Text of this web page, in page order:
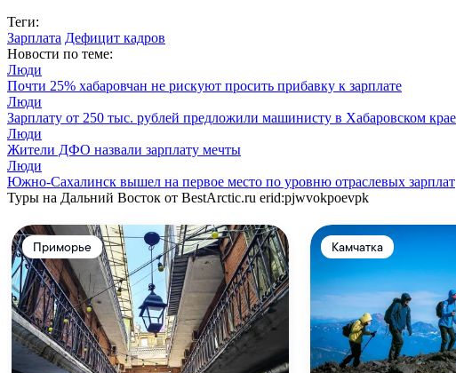
Теги:
Зарплата Дефицит кадров
Новости по теме:
Люди
Почти 25% хабаровчан не рискуют просить прибавку к зарплате
Люди
Зарплату от 250 тыс. рублей предложили машинисту в Хабаровском крае
Люди
Жители ДФО назвали зарплату мечты
Люди
Южно-Сахалинск вышел на первое место по уровню отраслевых зарплат
Туры на Дальний Восток от BestArctic.ru erid:pjwvokpoevpk